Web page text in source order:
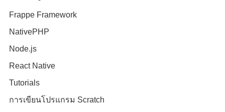
Frappe Framework
NativePHP
Node.js
React Native
Tutorials
การเขียนโปรแกรม Scratch